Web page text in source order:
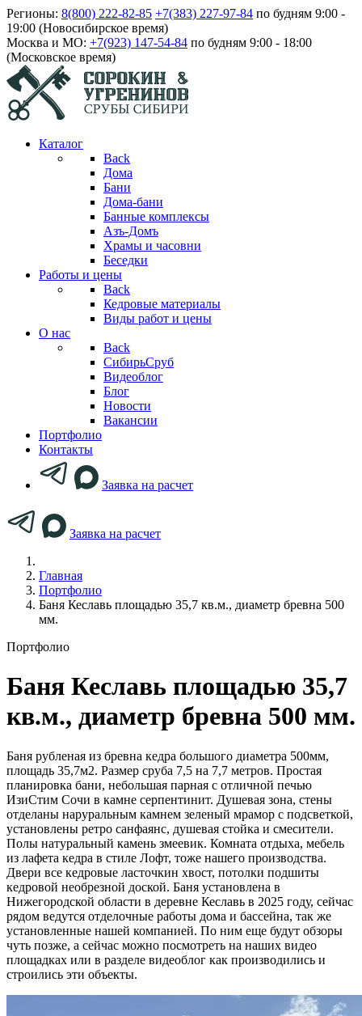
Регионы: 8(800) 222-82-85 +7(383) 227-97-84 по будням 9:00 -
19:00 (Новосибирское время)
Москва и МО: +7(923) 147-54-84 по будням 9:00 - 18:00
(Московское время)
Каталог
Back
Дома
Бани
Дома-бани
Банные комплексы
Азъ-Домъ
Храмы и часовни
Беседки
Работы и цены
Back
Кедровые материалы
Виды работ и цены
О нас
Back
СибирьСруб
Видеоблог
Блог
Новости
Вакансии
Портфолио
Контакты
Заявка на расчет
Заявка на расчет
Главная
Портфолио
Баня Кеславь площадью 35,7 кв.м., диаметр бревна 500
мм.
Портфолио
Баня Кеславь площадью 35,7
кв.м., диаметр бревна 500 мм.
Баня рубленая из бревна кедра большого диаметра 500мм,
площадь 35,7м2. Размер сруба 7,5 на 7,7 метров. Простая
планировка бани, небольшая парная с отличной печью
ИзиСтим Сочи в камне серпентинит. Душевая зона, стены
отделаны наруральным камнем зеленый мрамор с подсветкой,
установлены ретро санфаянс, душевая стойка и смесители.
Полы натуральный камень змеевик. Комната отдыха, мебель
из лафета кедра в стиле Лофт, тоже нашего производства.
Двери все кедровые ласточкин хвост, потолки подшиты
кедровой необрезной доской. Баня установлена в
Нижегородской области в деревне Кеславь в 2025 году, сейчас
рядом ведутся отделочные работы дома и бассейна, так же
установленные нашей компанией. По ним еще будут обзоры
чуть позже, а сейчас можно посмотреть на наших видео
площадках или в разделе видеоблог как производились и
строились эти объекты.